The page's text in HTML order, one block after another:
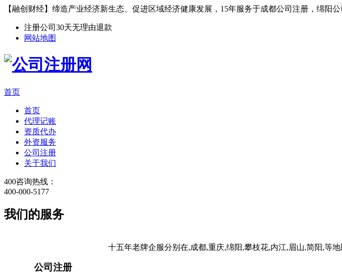
【融创财经】缔造产业经济新生态、促进区域经济健康发展，15年服务于成都公司注册，绵
注册公司30天无理由退款
网站地图
首页
首页
代理记账
资质代办
外资服务
公司注册
关于我们
400咨询热线：
400-000-5177
我们的服务
十五年老牌企服分别在,成都,重庆,绵阳,攀枝花,内江,眉山,简阳,等
公司注册